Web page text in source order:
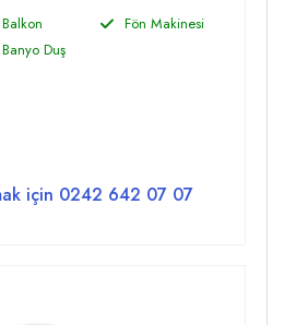
Balkon
Fön Makinesi
Banyo Duş
için 0242 642 07 07